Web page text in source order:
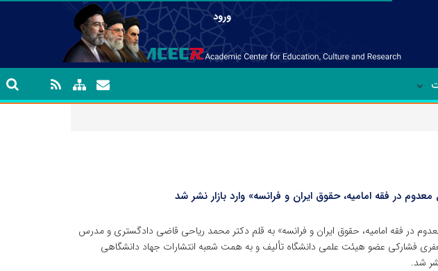
ورود
معدوم در فقه امامیه، حقوق ایران و فرانسه» وارد بازار نشر شد
در فقه امامیه، حقوق ایران و فرانسه» به قلم دکتر محمد ریاحی قاضی دادگستری و مدرس
فشارکی عضو هیئت علمی دانشگاه تألیف و به همت شعبه انتشارات جهاد دانشگاهی
شد.